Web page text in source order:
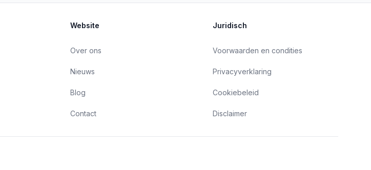
Website
Over ons
Nieuws
Blog
Contact
Juridisch
Voorwaarden en condities
Privacyverklaring
Cookiebeleid
Disclaimer